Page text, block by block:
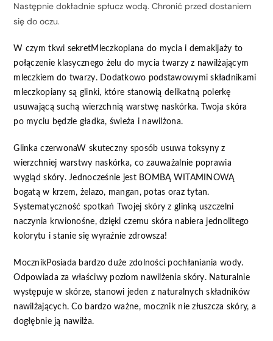
Następnie dokładnie spłucz wodą. Chronić przed dostaniem
się do oczu.
W czym tkwi sekretMleczkopiana do mycia i demakijaży to
połączenie klasycznego żelu do mycia twarzy z nawilżającym
mleczkiem do twarzy. Dodatkowo podstawowymi składnikami
mleczkopiany są glinki, które stanowią delikatną polerkę
usuwającą suchą wierzchnią warstwę naskórka. Twoja skóra
po myciu będzie gładka, świeża i nawilżona.
Glinka czerwonaW skuteczny sposób usuwa toksyny z
wierzchniej warstwy naskórka, co zauważalnie poprawia
wygląd skóry. Jednocześnie jest BOMBĄ WITAMINOWĄ
bogatą w krzem, żelazo, mangan, potas oraz tytan.
Systematyczność spotkań Twojej skóry z glinką uszczelni
naczynia krwionośne, dzięki czemu skóra nabiera jednolitego
kolorytu i stanie się wyraźnie zdrowsza!
MocznikPosiada bardzo duże zdolności pochłaniania wody.
Odpowiada za właściwy poziom nawilżenia skóry. Naturalnie
występuje w skórze, stanowi jeden z naturalnych składników
nawilżających. Co bardzo ważne, mocznik nie złuszcza skóry, a
dogłębnie ją nawilża.